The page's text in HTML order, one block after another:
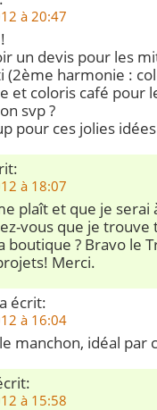
à 20:47
un devis pour les
(2ème harmonie :
et coloris café pour
svp ?
pour ces jolies
à 18:07
plaît et que je serai
vous que je trouve
? Bravo le
Merci.
a écrit:
à 16:04
manchon, idéal par
à 15:58